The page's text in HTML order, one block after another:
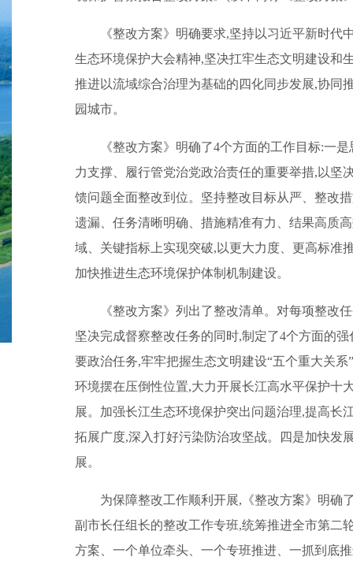
《整改方案》明确要求,坚持以习近平新时
生态环境保护大会精神,坚决扛牢生态文明建设和
推进以流域综合治理为基础的四化同步发展,协同
园城市。
《整改方案》明确了4个方面的工作目标:一
力支撑、履行管党治党政治责任的重要举措,以坚
馈问题全面整改到位。坚持整改目标从严、整改
遗漏、任务清晰明确、措施精准有力、结果高质
域、关键指标上实现突破,以更大力度、更高标准
加快推进生态环境保护体制机制建设。
《整改方案》列出了整改清单。对每项整改
坚决完成督察整改任务的同时,制定了4个方面的
要政治任务,牢牢把握生态文明建设“五个重大关
环境摆在压倒性位置,大力开展长江高水平保护十
展。加强长江生态环境保护突出问题治理,提高长
拓展广度,深入打好污染防治攻坚战。四是加快发
展。
为保障整改工作顺利开展,《整改方案》明确
副市长任组长的整改工作专班,统筹推进全市第二
方案、一个单位牵头、一个专班推进、一抓到底